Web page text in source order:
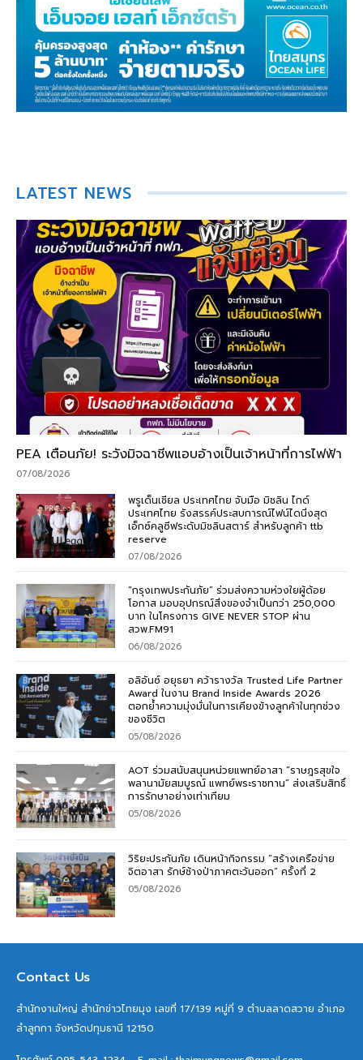
LATEST NEWS
PEA เตือนภัย! ระวังมิจฉาชีพแอบอ้างเป็นเจ้าหน้าที่การไฟฟ้า
07/08/2026
พรูเด็นเชียล ประเทศไทย จับมือ มิชลิน ไกด์
ประเทศไทย รังสรรค์ประสบการณ์ไฟน์ไดนิ่งสุด
เอ็กซ์คลูซีฟระดับมิชลินสตาร์ สำหรับลูกค้า ttb
reserve
07/08/2026
“กรุงเทพประกันภัย” ร่วมส่งความห่วงใยผู้ด้อย
โอกาส มอบอุปกรณ์สิ่งของจำเป็นกว่า 250,000
บาท ในโครงการ GIVE NEVER STOP ผ่าน
สวพ.FM91
06/08/2026
อลิอันซ์ อยุธยา คว้ารางวัล Trusted Life Partner
Award ในงาน Brand Inside Awards 2026
ตอกย้ำความมุ่งมั่นในการเคียงข้างลูกค้าในทุกช่วง
ของชีวิต
05/08/2026
AOT ร่วมสนับสนุนหน่วยแพทย์อาสา “ราษฎรสุขใจ
พลานามัยสมบูรณ์ แพทย์พระราชทาน” ส่งเสริมสิทธิ์
การรักษาอย่างเท่าเทียม
05/08/2026
วิริยะประกันภัย เดินหน้ากิจกรรม “สร้างเครือข่าย
จิตอาสา รักษ์ช้างป่าภาคตะวันออก” ครั้งที่ 2
05/08/2026
Contact Us
สำนักงานใหญ่ สำนักข่าวไทยมุง เลขที่ 17/139 หมู่ที่ 9 ตำบลลาดสวาย อำเภอ
ลำลูกกา จังหวัดปทุมธานี 12150